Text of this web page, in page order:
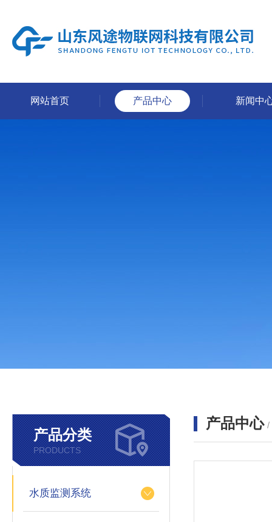
网站首页 产品中心 新闻中
产品分类
PRODUCTS
水质监测系统
产品中心 /